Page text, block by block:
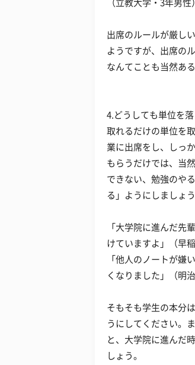
（立教大学・3年男性
出席のルールが厳し
ようですが、出席の
なんてことも当然あ
4.どうしても単位を
取れるだけの単位を
業に出席をし、しっ
もらうだけでは、当
できない、勉強のや
る」ようにしましょう
「大学院に進んだ先
けていますよ」（早
「他人のノートが嫌
くなりました」（明
そもそも学生の本分
うにしてください。
と、大学院に進んだ
しょう。